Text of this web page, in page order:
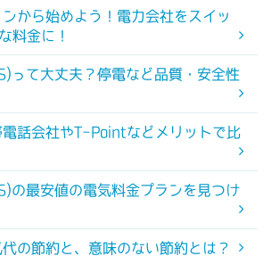
から始めよう！電力会社をスイッ
料金に！
って大丈夫？停電など品質・安全性
電話会社やT-Pointなどメリットで比
の最安値の電気料金プランを見つけ
の節約と、意味のない節約とは？